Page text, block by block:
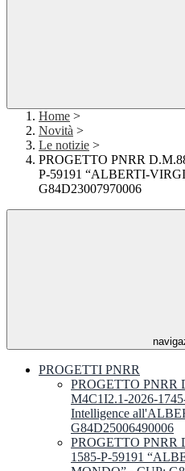
Home >
Novità >
Le notizie >
PROGETTO PNRR
P-59191 “ALBERTI-
G84D23007970006
PROGETTI PNRR
PROGETTO PNRR
M4C1I2.1-2026-
Intelligence
G84D25006490006
PROGETTO PNRR
1585-P-59191